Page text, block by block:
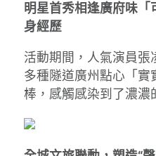
明星首秀相逢廣府味
身經歷
活動期間，人氣演員
多種隧道廣州點心「實
棒，感觸感染到了濃濃